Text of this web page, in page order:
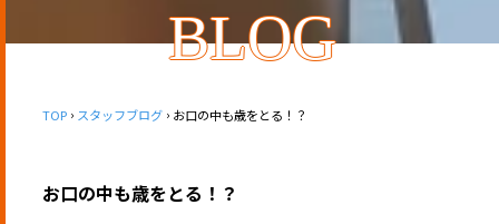
BLOG
TOP スタッフブログ お口の中も歳をとる！？
お口の中も歳をとる！？